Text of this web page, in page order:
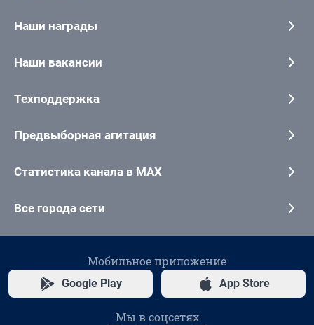
Наши награды
Наши вакансии
Техподдержка
Предвыборная агитация
Статистика канала в MAX
Все города сети
Мобильное приложение
Google Play App Store
Мы в соцсетях